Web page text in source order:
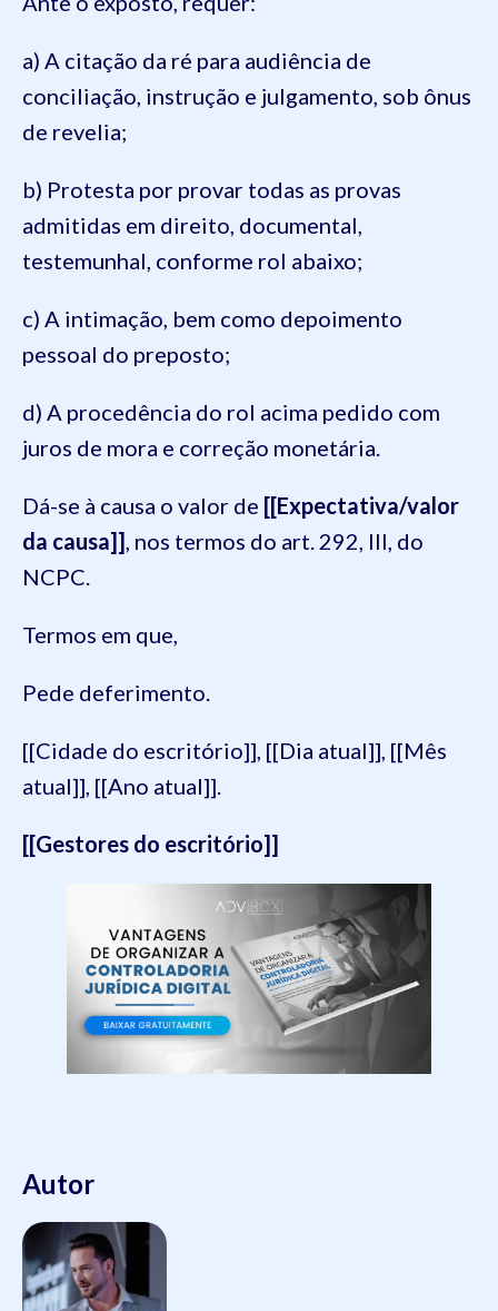
a) A citação da ré para audiência de
conciliação, instrução e julgamento, sob ônus
de revelia;
b) Protesta por provar todas as provas
admitidas em direito, documental,
testemunhal, conforme rol abaixo;
c) A intimação, bem como depoimento
pessoal do preposto;
d) A procedência do rol acima pedido com
juros de mora e correção monetária.
Dá-se à causa o valor de [[Expectativa/valor
da causa]] , nos termos do art. 292, III, do
NCPC.
Termos em que,
Pede deferimento.
[[Cidade do escritório]], [[Dia atual]], [[Mês
atual]], [[Ano atual]].
[[Gestores do escritório]]
Autor